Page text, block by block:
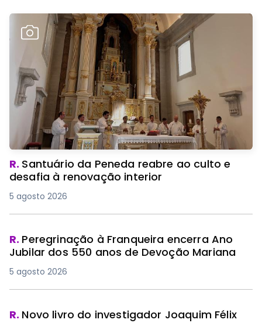
R. Santuário da Peneda reabre ao culto e
desafia à renovação interior
5 agosto 2026
R. Peregrinação à Franqueira encerra Ano
Jubilar dos 550 anos de Devoção Mariana
5 agosto 2026
R. Novo livro do investigador Joaquim Félix